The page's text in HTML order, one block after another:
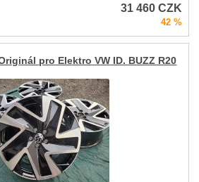
31 460CZK
42 %
pro Elektro VW ID. BUZZ R20